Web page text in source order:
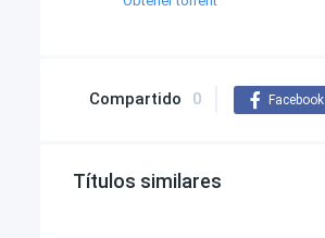
Compartido 0 Facebook
Títulos similares